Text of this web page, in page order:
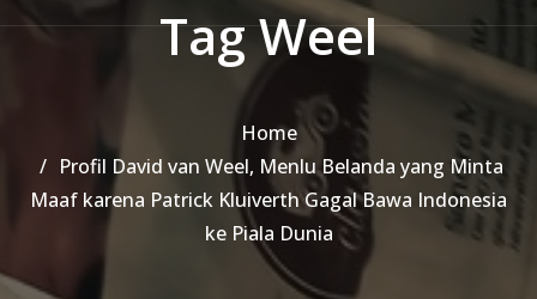
Tag Weel
Home
Profil David van Weel, Menlu Belanda yang Minta
Maaf karena Patrick Kluiverth Gagal Bawa Indonesia
ke Piala Dunia